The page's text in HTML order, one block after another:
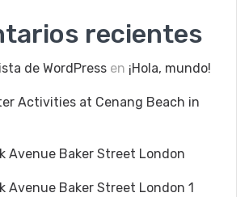
recientes
de WordPress en ¡Hola, mundo!
Activities at Cenang Beach in
Avenue Baker Street London
Avenue Baker Street London 1